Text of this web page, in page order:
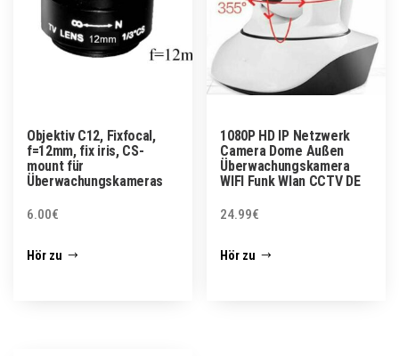
Objektiv C12, Fixfocal,
f=12mm, fix iris, CS-
mount für
Überwachungskameras
6.00€
Hör zu
1080P HD IP Netzwerk
Camera Dome Außen
Überwachungskamera
WIFI Funk Wlan CCTV DE
24.99€
Hör zu